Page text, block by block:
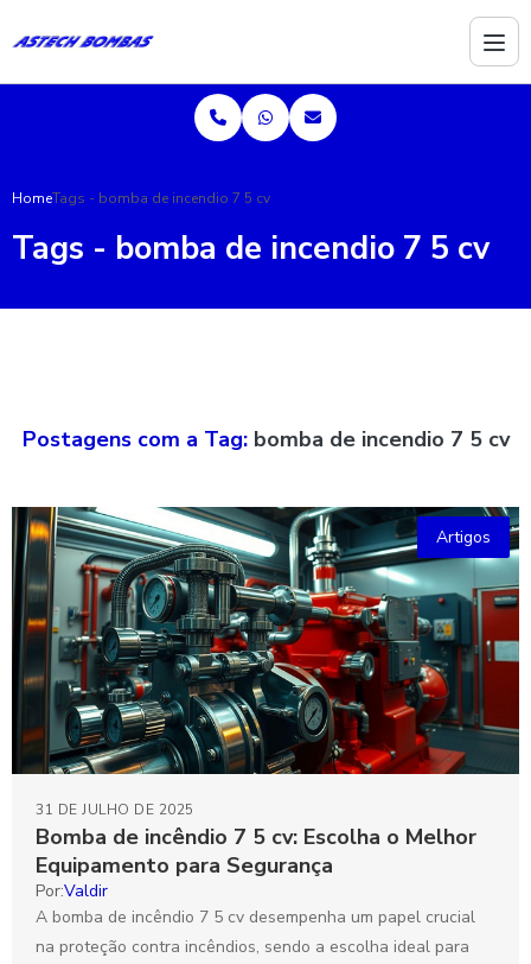
HomeTags - bomba de incendio 7 5 cv
Tags - bomba de incendio 7 5 cv
Postagens com a Tag: bomba de incendio 7 5 cv
Artigos
Bomba de incêndio 7 5 cv: Escolha o Melhor
Equipamento para Segurança
31 DE JULHO DE 2025
Por:Valdir
A bomba de incêndio 7 5 cv desempenha um papel crucial
na proteção contra incêndios, sendo a escolha ideal para